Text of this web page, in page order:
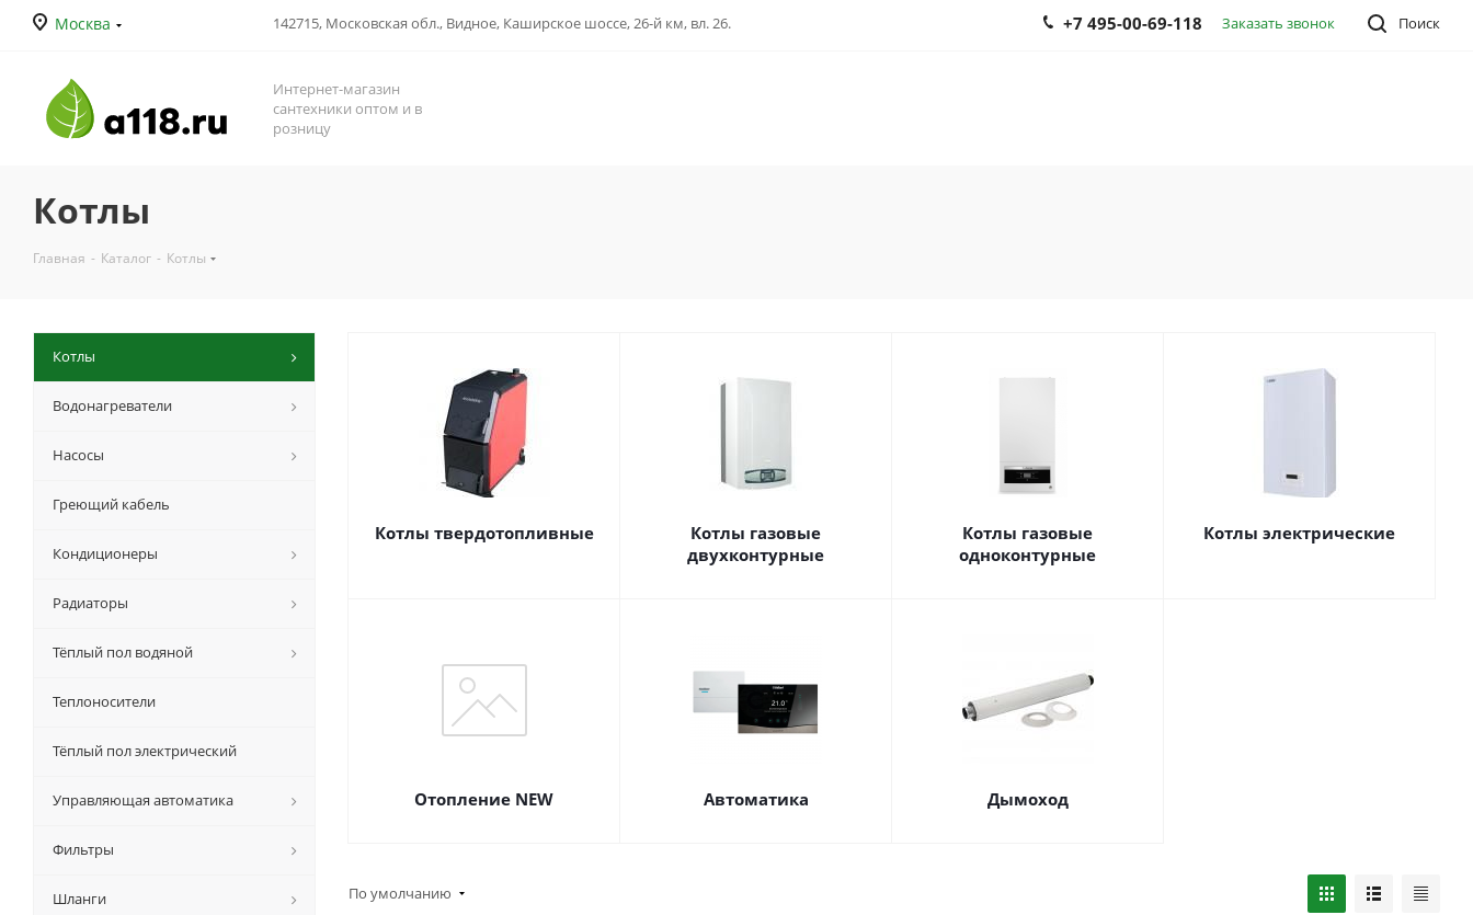
Москва 142715, Московская обл., Видное, Каширское шоссе, 26-й км, вл. 26. Поиск
+7 495-00-69-118 Заказать звонок
Интернет-магазин
сантехники оптом и в
розницу
Котлы
Главная - Каталог - Котлы
Котлы твердотопливные
Котлы газовые
двухконтурные
Котлы газовые
одноконтурные
Котлы электрические
Отопление NEW Автоматика Дымоход
По умолчанию
Котлы
Водонагреватели
Насосы
Греющий кабель
Кондиционеры
Радиаторы
Тёплый пол водяной
Теплоносители
Тёплый пол электрический
Управляющая автоматика
Фильтры
Шланги